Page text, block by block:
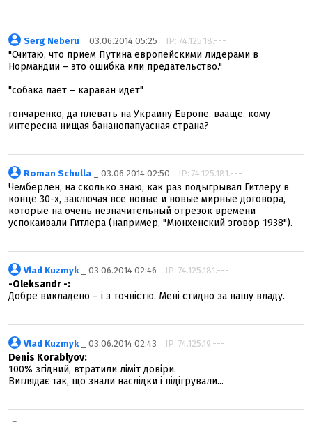
Serg Neberu _ 03.06.2014 05:25 IP: 74.125.18.---
"Считаю, что прием Путина европейскими лидерами в
Нормандии – это ошибка или предательство."
"собака лает – караван идет"
гончаренко, да плевать на Украину Европе. вааще. кому
интересна нищая бананопапуасная страна?
Roman Schulla _ 03.06.2014 02:50 IP: 74.125.181.---
Чемберлен, на сколько знаю, как раз подыгрывал Гитлеру в
конце 30-х, заключая все новые и новые мирные договора,
которые на очень незначительный отрезок времени
успокаивали Гитлера (например, "Мюнхенский зговор 1938").
Vlad Kuzmyk_ 03.06.2014 02:46 IP: 74.125.181.---
-Oleksandr -:
Добре викладено – і з точністю. Мені стидно за нашу владу.
Vlad Kuzmyk_ 03.06.2014 02:43 IP: 74.125.19.---
Denis Korablyov:
100% згідний, втратили ліміт довіри.
Виглядає так, що знали наслідки і підігрували...